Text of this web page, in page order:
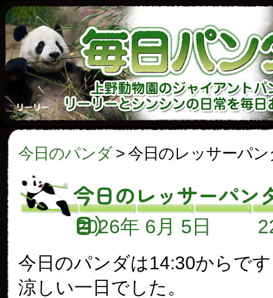
今日のパンダ> 今日のレッサーパン
今日のレッサーパン
目）
2026年 6月 5日
今日のパンダは14:30からで
涼しい一日でした。